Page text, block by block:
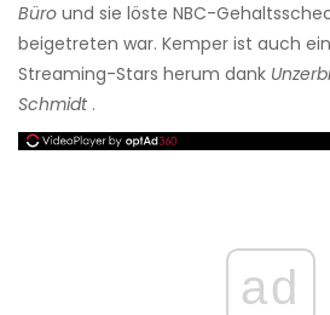
Büro und sie löste NBC-
beigetreten war. Kemper ist auch
Streaming-Stars herum dank
Schmidt.
ad